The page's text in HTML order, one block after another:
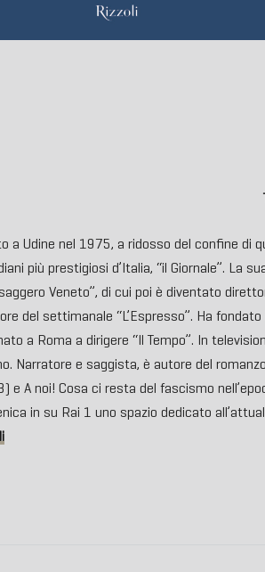
a Udine nel 1975, a ridosso del confine di
più prestigiosi d’Italia, “il Giornale”. La
Veneto”, di cui poi è diventato
del settimanale “L’Espresso”. Ha
a Roma a dirigere “Il Tempo”. In
Narratore e saggista, è autore del
e A noi! Cosa ci resta del fascismo
in su Rai 1 uno spazio dedicato